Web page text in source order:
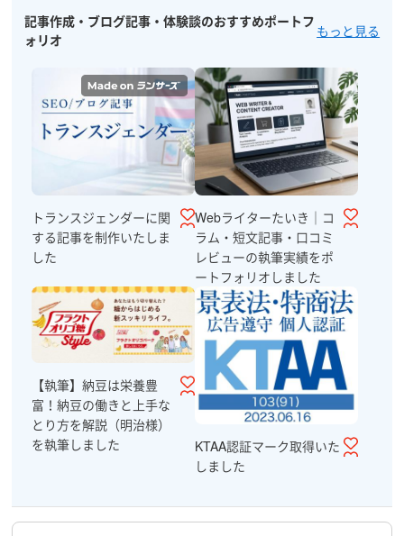
記事作成・ブログ記事・体験談のおすすめポートフ
ォリオ
もっと見る
トランスジェンダーに関
する記事を制作いたしま
した
Webライターたいき｜コ
ラム・短文記事・口コミ
レビューの執筆実績をポ
ートフォリオしました
【執筆】納豆は栄養豊
富！納豆の働きと上手な
とり方を解説（明治様）
を執筆しました
KTAA認証マーク取得いた
しました